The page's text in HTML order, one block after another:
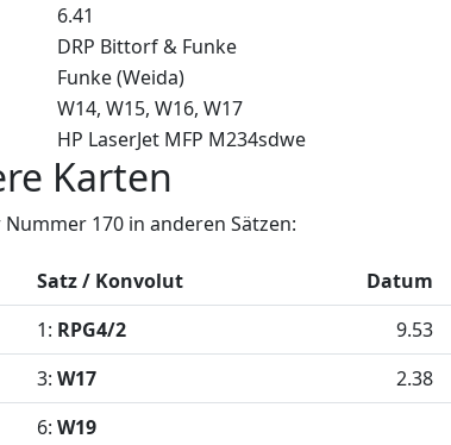
6.41
DRP Bittorf & Funke
Funke (Weida)
W14 W15 W16 W17
HP LaserJet MFP M234sdwe
Karten
170 in anderen Sätzen:
Satz / Konvolut Datum
1: RPG4/2 9.53
3: W17 2.38
6: W19